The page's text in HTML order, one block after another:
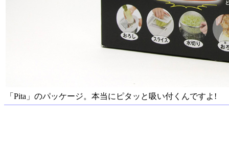
「Pita」のパッケージ。本当にピタッと吸い付くんですよ!